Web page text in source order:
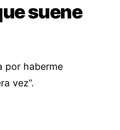
suene
por haberme
vez”.